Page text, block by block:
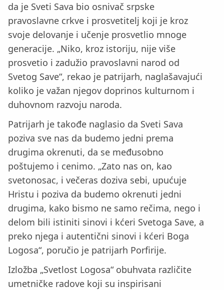
da je Sveti Sava bio osnivač srpske
pravoslavne crkve i prosvetitelj koji je kroz
svoje delovanje i učenje prosvetlio mnoge
generacije. „Niko, kroz istoriju, nije više
prosvetio i zadužio pravoslavni narod od
Svetog Save“, rekao je patrijarh, naglašavajući
koliko je važan njegov doprinos kulturnom i
duhovnom razvoju naroda.
Patrijarh je takođe naglasio da Sveti Sava
poziva sve nas da budemo jedni prema
drugima okrenuti, da se međusobno
poštujemo i cenimo. „Zato nas on, kao
svetonosac, i večeras doziva sebi, upućuje
Hristu i poziva da budemo okrenuti jedni
drugima, kako bismo ne samo rečima, nego i
delom bili istiniti sinovi i kćeri Svetoga Save, a
preko njega i autentični sinovi i kćeri Boga
Logosa“, poručio je patrijarh Porfirije.
Izložba „Svetlost Logosa“ obuhvata različite
umetničke radove koji su inspirisani